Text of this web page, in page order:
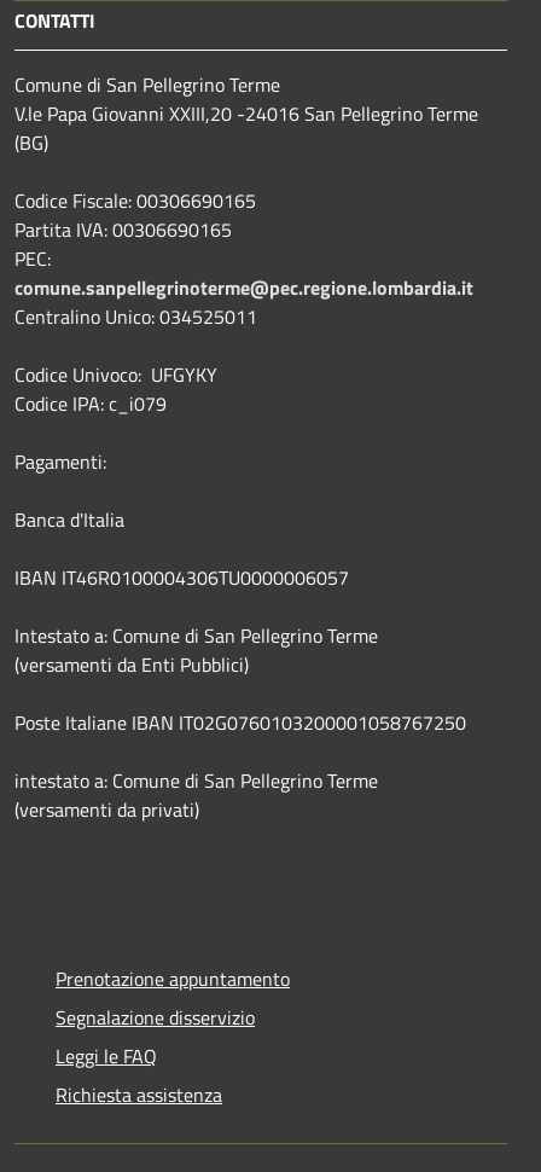
CONTATTI
Comune di San Pellegrino Terme
V.le Papa Giovanni XXIII,20 -24016 San Pellegrino Terme
(BG)
Codice Fiscale: 00306690165
Partita IVA: 00306690165
PEC:
comune.sanpellegrinoterme@pec.regione.lombardia.it
Centralino Unico: 034525011
Codice Univoco: UFGYKY
Codice IPA: c_i079
Pagamenti:
Banca d'Italia
IBAN IT46R0100004306TU0000006057
Intestato a: Comune di San Pellegrino Terme
(versamenti da Enti Pubblici)
Poste Italiane IBAN IT02G0760103200001058767250
intestato a: Comune di San Pellegrino Terme
(versamenti da privati)
Prenotazione appuntamento
Segnalazione disservizio
Leggi le FAQ
Richiesta assistenza